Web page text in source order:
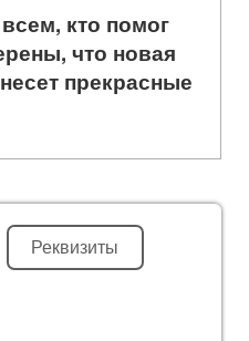
кто помог
что новая
прекрасные
Реквизиты